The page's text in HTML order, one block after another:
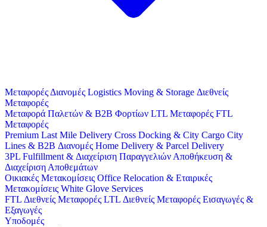
Μεταφορές Διανομές Logistics Moving & Storage Διεθνείς
Μεταφορές
Μεταφορά Παλετών & B2B Φορτίων LTL Μεταφορές FTL
Μεταφορές
Premium Last Mile Delivery Cross Docking & City Cargo City
Lines & B2B Διανομές Home Delivery & Parcel Delivery
3PL Fulfillment & Διαχείριση Παραγγελιών Αποθήκευση &
Διαχείριση Αποθεμάτων
Οικιακές Μετακομίσεις Office Relocation & Εταιρικές
Μετακομίσεις White Glove Services
FTL Διεθνείς Μεταφορές LTL Διεθνείς Μεταφορές Εισαγωγές &
Εξαγωγές
Υποδομές